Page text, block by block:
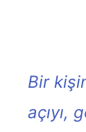
Bir
açıyı,